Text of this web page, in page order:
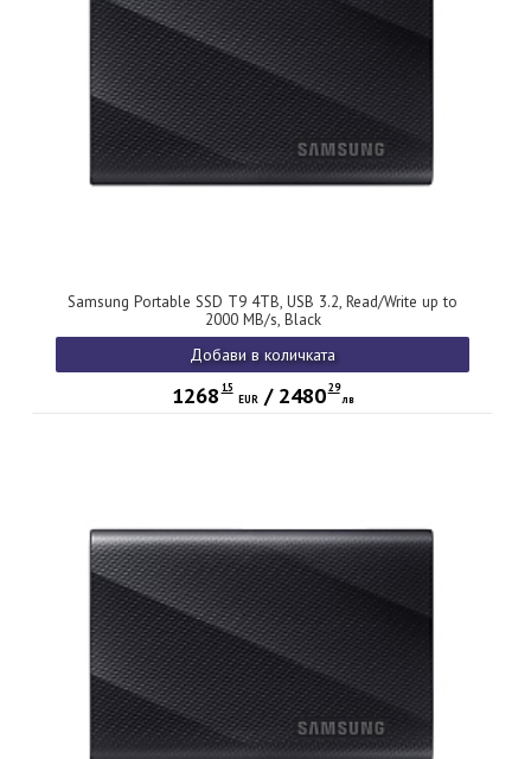
Samsung Portable SSD T9 4TB, USB 3.2, Read/Write up to
2000 MB/s, Black
Добави в количката
1268 15
EUR/ 2480 29
лв